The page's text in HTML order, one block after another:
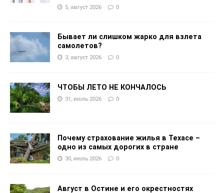
5, август 2026 0
Бывает ли слишком жарко для взлета
самолетов?
3, август 2026 0
ЧТОБЫ ЛЕТО НЕ КОНЧАЛОСЬ
31, июль 2026 0
Почему страхование жилья в Техасе –
одно из самых дорогих в стране
30, июль 2026 0
Август в Остине и его окрестностях